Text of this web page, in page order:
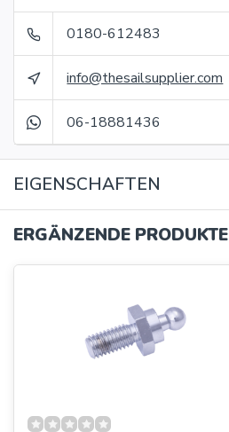
0180-612483
info@thesailsupplier.com
06-18881436
EIGENSCHAFTEN
ERGÄNZENDE PRODUKTE